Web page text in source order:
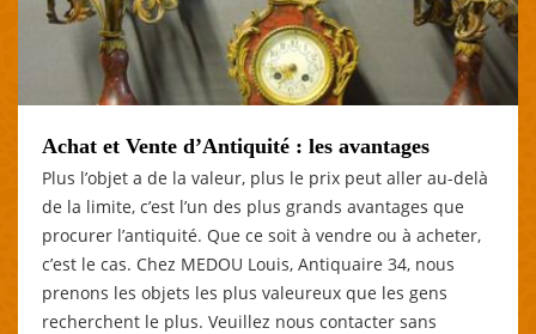
Achat et Vente d’Antiquité : les avantages
Plus l’objet a de la valeur, plus le prix peut aller au-delà
de la limite, c’est l’un des plus grands avantages que
procurer l’antiquité. Que ce soit à vendre ou à acheter,
c’est le cas. Chez MEDOU Louis, Antiquaire 34, nous
prenons les objets les plus valeureux que les gens
recherchent le plus. Veuillez nous contacter sans